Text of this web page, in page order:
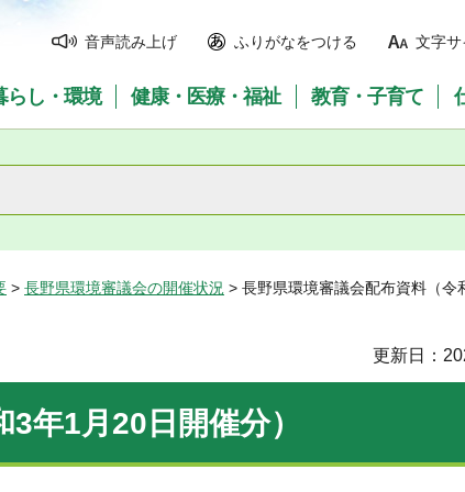
音声読み上げ ふりがなをつける 文字サ
らし・環境 健康・医療・福祉 教育・子育て
> 長野県環境審議会の開催状況 > 長野県環境審議会配布資料（令
更新日：
年1月20日開催分）